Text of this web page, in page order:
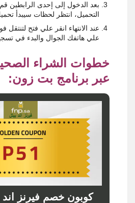
بعد الدخول إلى إحدى الرابطين
التحميل، انتظر لحظات سيبدأ
عند الانتهاء انقر علي فتح
علي هاتفك الجوال والبدء في
خطوات الشراء
عبر برنامج بت زون:
كوبون خصم فيرنز